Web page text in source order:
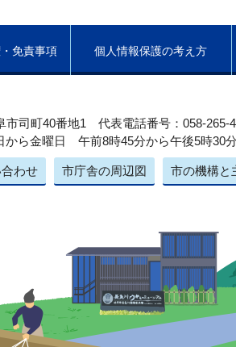
免責事項 個人情報保護の考え方
市司町40番地1 代表電話番号：058-265-
から金曜日 午前8時45分から午後5時30
わせ 市庁舎の周辺図 市の機構と